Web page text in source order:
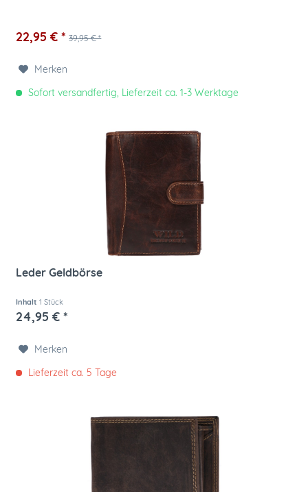
22,95 € * 39,95 € *
Merken
Sofort versandfertig, Lieferzeit ca. 1-3 Werktage
Leder Geldbörse
Inhalt1 Stück
24,95 € *
Merken
Lieferzeit ca. 5 Tage